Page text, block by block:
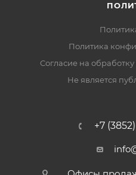
Политика
Согласие на
Не является
+7